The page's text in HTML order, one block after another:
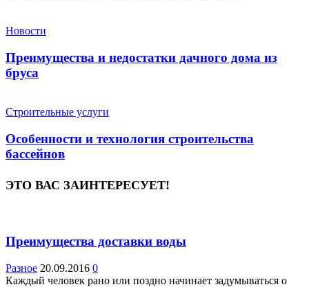
Новости
Преимущества и недостатки дачного дома из
бруса
Строительные услуги
Особенности и технология строительства
бассейнов
ЭТО ВАС ЗАИНТЕРЕСУЕТ!
Преимущества доставки воды
Разное 20.09.2016 0
Каждый человек рано или поздно начинает задумываться о